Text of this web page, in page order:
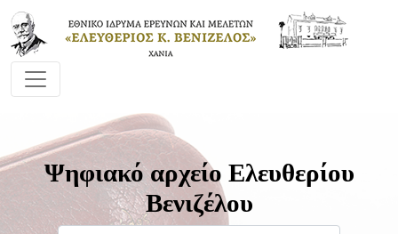
Ψηφιακό αρχείο Ελευθερίου
Βενιζέλου